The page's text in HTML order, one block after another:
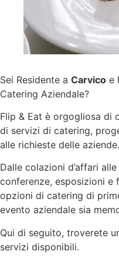
Sei Residente a Carvico e
Catering Aziendale?
Flip & Eat è orgogliosa di
di servizi di catering,
alle richieste delle aziende.
Dalle colazioni d’affari
conferenze, esposizioni e
opzioni di catering di
evento aziendale sia
Qui di seguito, troverete
servizi disponibili.